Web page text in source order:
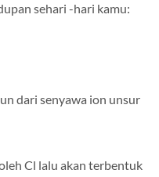
sehari -hari kamu:
dari senyawa ion unsur
Cl lalu akan terbentuk